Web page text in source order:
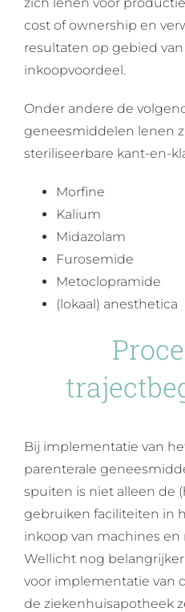
zich lenen voor
cost of ownership en
resultaten op gebied
inkoopvoordeel.
Onder andere de
geneesmiddelen lenen
steriliseerbare kant-en-
Morfine
Kalium
Midazolam
Furosemide
Metoclopramide
(lokaal) anesthetica
Bij implementatie van
parenterale
spuiten is niet alleen de
gebruiken faciliteiten in
inkoop van machines en
Wellicht nog
voor implementatie van
de ziekenhuisapotheek